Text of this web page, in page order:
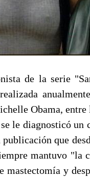
de la serie
Obama,
le diagnosticó un
que
mantuvo "la
mastectomía y